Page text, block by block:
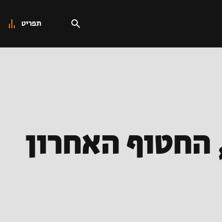
תפריט
החטוף האחרון